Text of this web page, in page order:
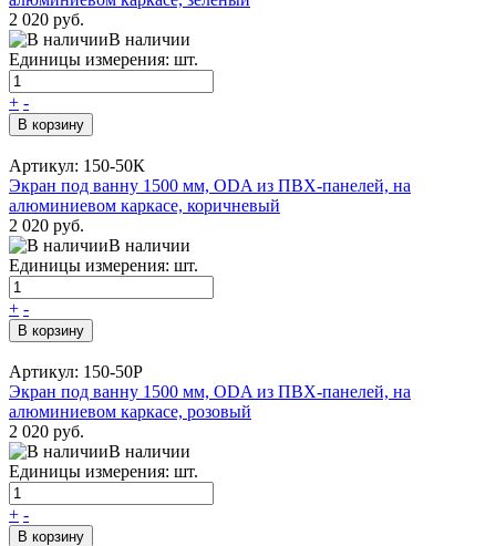
2 020 руб.
В наличии
Единицы измерения: шт.
+ -
В корзину
Артикул: 150-50К
Экран под ванну 1500 мм, ODA из ПВХ-панелей, на
алюминиевом каркасе, коричневый
2 020 руб.
В наличии
Единицы измерения: шт.
+ -
В корзину
Артикул: 150-50Р
Экран под ванну 1500 мм, ODA из ПВХ-панелей, на
алюминиевом каркасе, розовый
2 020 руб.
В наличии
Единицы измерения: шт.
+ -
В корзину